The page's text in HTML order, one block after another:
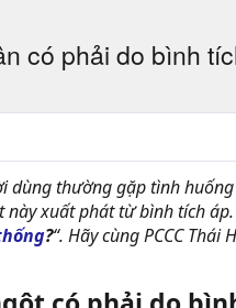
có phải do bình
dùng thường gặp tình
xuất phát từ bình tích
?“. Hãy cùng PCCC